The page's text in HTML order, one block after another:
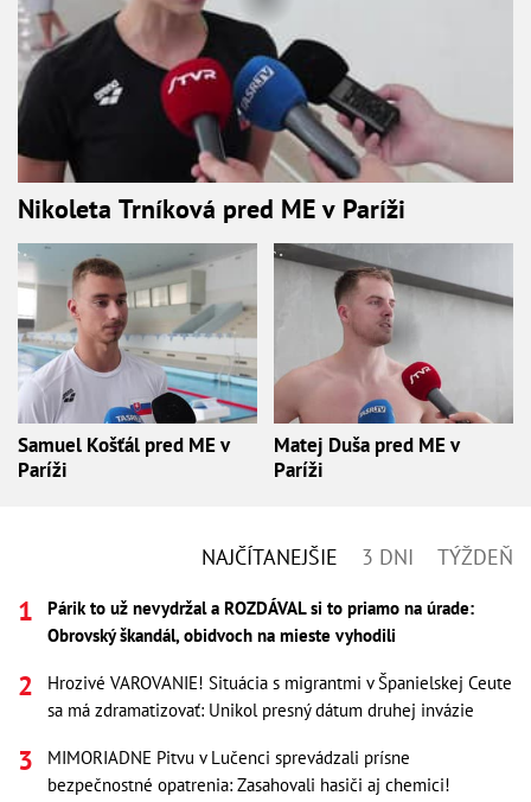
Nikoleta Trníková pred ME v Paríži
Samuel Košťál pred ME v
Paríži
Matej Duša pred ME v
Paríži
NAJČÍTANEJŠIE 3 DNI TÝŽDEŇ
Párik to už nevydržal a ROZDÁVAL si to priamo na úrade:
Obrovský škandál, obidvoch na mieste vyhodili
Hrozivé VAROVANIE! Situácia s migrantmi v Španielskej Ceute
sa má zdramatizovať: Unikol presný dátum druhej invázie
MIMORIADNE Pitvu v Lučenci sprevádzali prísne
bezpečnostné opatrenia: Zasahovali hasiči aj chemici!